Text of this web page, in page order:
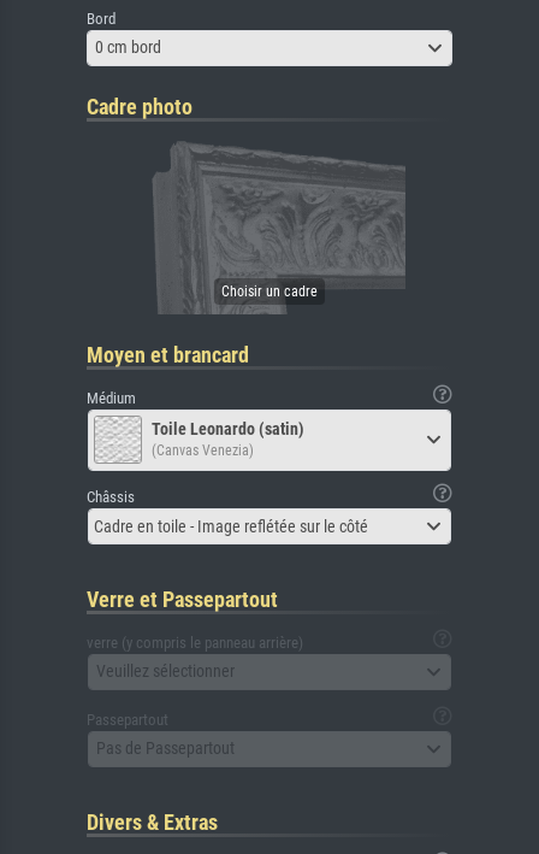
Bord
0 cm bord
Cadre photo
Moyen et brancard
Médium
Toile Leonardo (satin)
(Canvas Venezia)
Châssis
Cadre en toile - Image reflétée sur le côté
Verre et Passepartout
verre (y compris le panneau arrière)
Veuillez sélectionner
Passepartout
Pas de Passepartout
Divers & Extras